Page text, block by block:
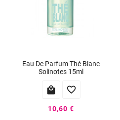
Eau De Parfum Thé Blanc
Solinotes 15ml
 
10,60 €